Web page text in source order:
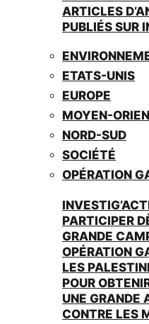
ARTICLES
PUBLIÉS SUR
ETATS-UNIS
EUROPE
MOYEN-
NORD-SUD
SOCIÉTÉ
OPÉRATION
PARTICIPER
GRANDE
OPÉRATION
LES
POUR
UNE GRANDE
CONTRE LES